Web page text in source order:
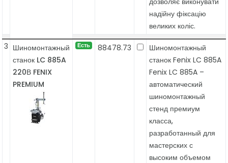
надійну фіксацію
великих коліс.
3 Шиномонтажный
станок LC 885A
220В FENIX
PREMIUM
Есть 88478.73
Шиномонтажный
станок Fenix ​​LC 885A
Fenix ​​LC 885A –
автоматический
шиномонтажный
стенд премиум
класса,
разработанный для
мастерских с
высоким объемом